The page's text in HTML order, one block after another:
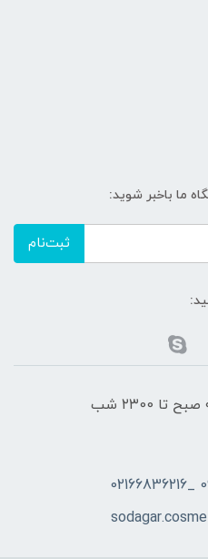
ما باخبر شوید:
ثبت‌نام
هفت روز هفته ، از ساعت ۰۹۰۰ صبح تا ۲۳00 شب